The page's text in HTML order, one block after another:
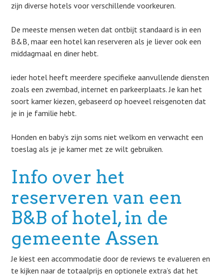
zijn diverse hotels voor verschillende voorkeuren.
De meeste mensen weten dat ontbijt standaard is in een
B&B, maar een hotel kan reserveren als je liever ook een
middagmaal en diner hebt.
ieder hotel heeft meerdere specifieke aanvullende diensten
zoals een zwembad, internet en parkeerplaats. Je kan het
soort kamer kiezen, gebaseerd op hoeveel reisgenoten dat
je in je familie hebt.
Honden en baby’s zijn soms niet welkom en verwacht een
toeslag als je je kamer met ze wilt gebruiken.
Info over het
reserveren van een
B&B of hotel, in de
gemeente Assen
Je kiest een accommodatie door de reviews te evalueren en
te kijken naar de totaalprijs en optionele extra’s dat het